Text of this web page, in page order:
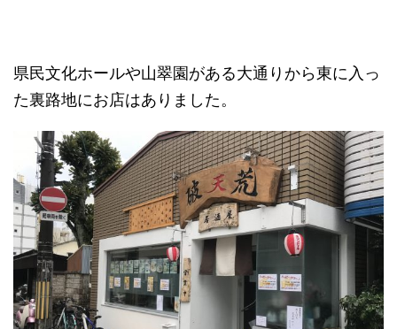
県民文化ホールや山翠園がある大通りから東に入っ
た裏路地にお店はありました。